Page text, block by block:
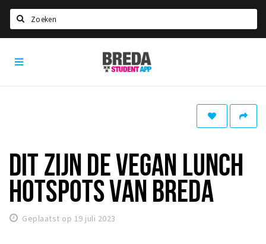
HOME
Studentenverenigingen
Studentenraad
Studentenroutes
New in town? Check FAQ!
Breda
Student
DIT ZIJN DE VEGAN LUNCH
HOTSPOTS VAN BREDA
Geplaatst op 19 juli 2023